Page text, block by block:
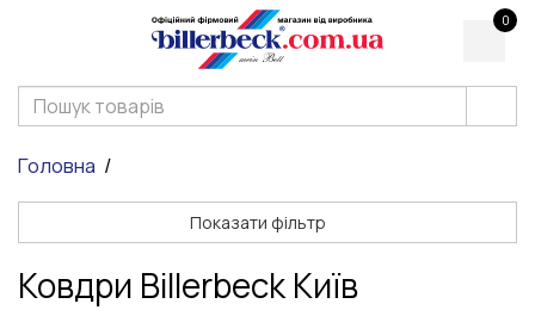
0
Головна
Показати фільтр
Ковдри Billerbeck Київ